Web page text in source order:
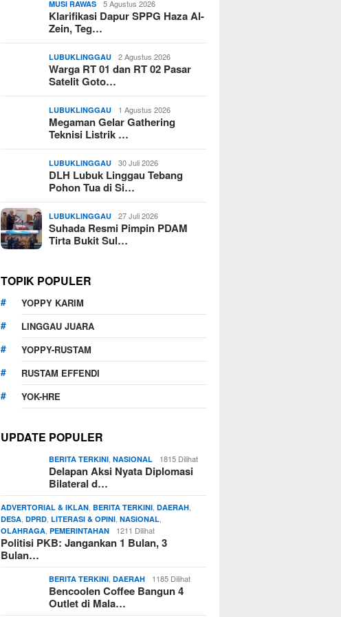
MUSI RAWAS 5 Agustus 2026
Klarifikasi Dapur SPPG Haza Al-
Zein, Teg…
LUBUKLINGGAU 2 Agustus 2026
Warga RT 01 dan RT 02 Pasar
Satelit Goto…
LUBUKLINGGAU 1 Agustus 2026
Megaman Gelar Gathering
Teknisi Listrik …
LUBUKLINGGAU 30 Juli 2026
DLH Lubuk Linggau Tebang
Pohon Tua di Si…
LUBUKLINGGAU 27 Juli 2026
Suhada Resmi Pimpin PDAM
Tirta Bukit Sul…
TOPIK POPULER
YOPPY KARIM
LINGGAU JUARA
YOPPY-RUSTAM
RUSTAM EFFENDI
YOK-HRE
UPDATE POPULER
BERITA TERKINI,NASIONAL 1815 Dilihat
Delapan Aksi Nyata Diplomasi
Bilateral d…
ADVERTORIAL & IKLAN,BERITA TERKINI,DAERAH,
DESA,DPRD,LITERASI & OPINI,NASIONAL,
OLAHRAGA,PEMERINTAHAN 1211 Dilihat
Politisi PKB: Jangankan 1 Bulan, 3
Bulan…
BERITA TERKINI,DAERAH 1185 Dilihat
Bencoolen Coffee Bangun 4
Outlet di Mala…